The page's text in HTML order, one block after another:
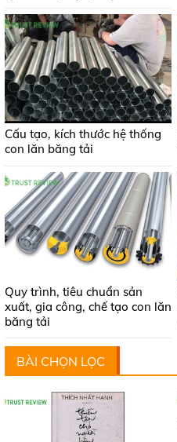
Cấu tạo, kích thước hệ thống
con lăn băng tải
Quy trình, tiêu chuẩn sản
xuất, gia công, chế tạo con lăn
băng tải
BÀI CHỌN LỌC